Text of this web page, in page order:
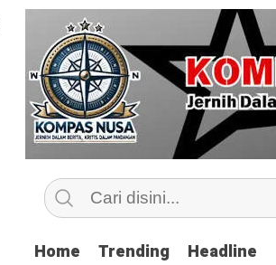
Home Trending Headline
Home Trending Headline